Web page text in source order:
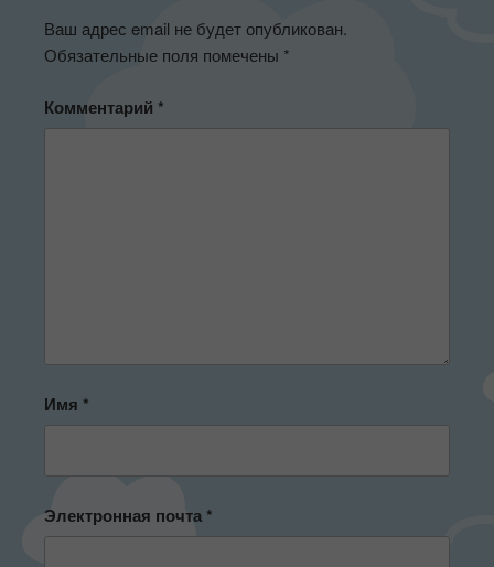
Ваш адрес email не будет опубликован.
Обязательные поля помечены *
Комментарий *
Имя *
Электронная почта*